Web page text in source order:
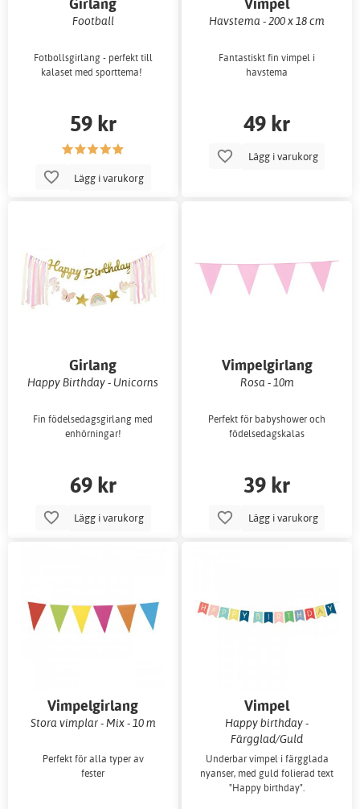
Girlang
Football
Fotbollsgirlang - perfekt till
kalaset med sporttema!
59 kr
Lägg i varukorg
Vimpel
Havstema - 200 x 18 cm
Fantastiskt fin vimpel i
havstema
49 kr
Lägg i varukorg
Girlang
Happy Birthday - Unicorns
Fin födelsedagsgirlang med
enhörningar!
69 kr
Lägg i varukorg
Vimpelgirlang
Rosa - 10m
Perfekt för babyshower och
födelsedagskalas
39 kr
Lägg i varukorg
Vimpelgirlang
Stora vimplar - Mix - 10 m
Perfekt för alla typer av
fester
Vimpel
Happy birthday -
Färgglad/Guld
Underbar vimpel i färgglada
nyanser, med guld folierad text
"Happy birthday".